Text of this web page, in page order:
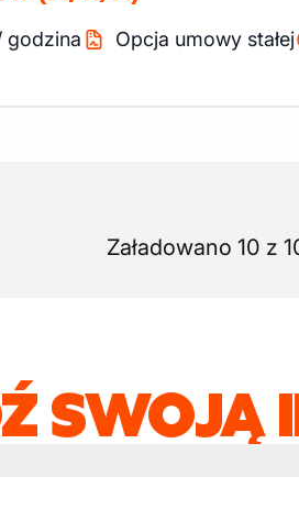
godzina Opcja umowy stałej
Załadowano 10 z
SWOJĄ